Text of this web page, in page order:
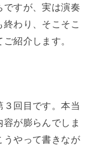
ですが、実は演奏
わり、そこそこ
紹介します。
回目です。本当
が膨らんでしま
うやって書きなが